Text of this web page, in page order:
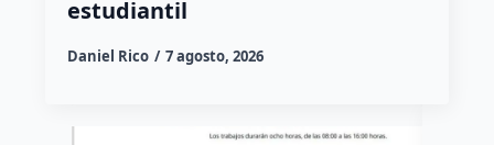
estudiantil
Daniel Rico 7 agosto, 2026